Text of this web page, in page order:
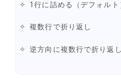
1行に詰める（デフォルト
複数行で折り返し
逆方向に複数行で折り返し